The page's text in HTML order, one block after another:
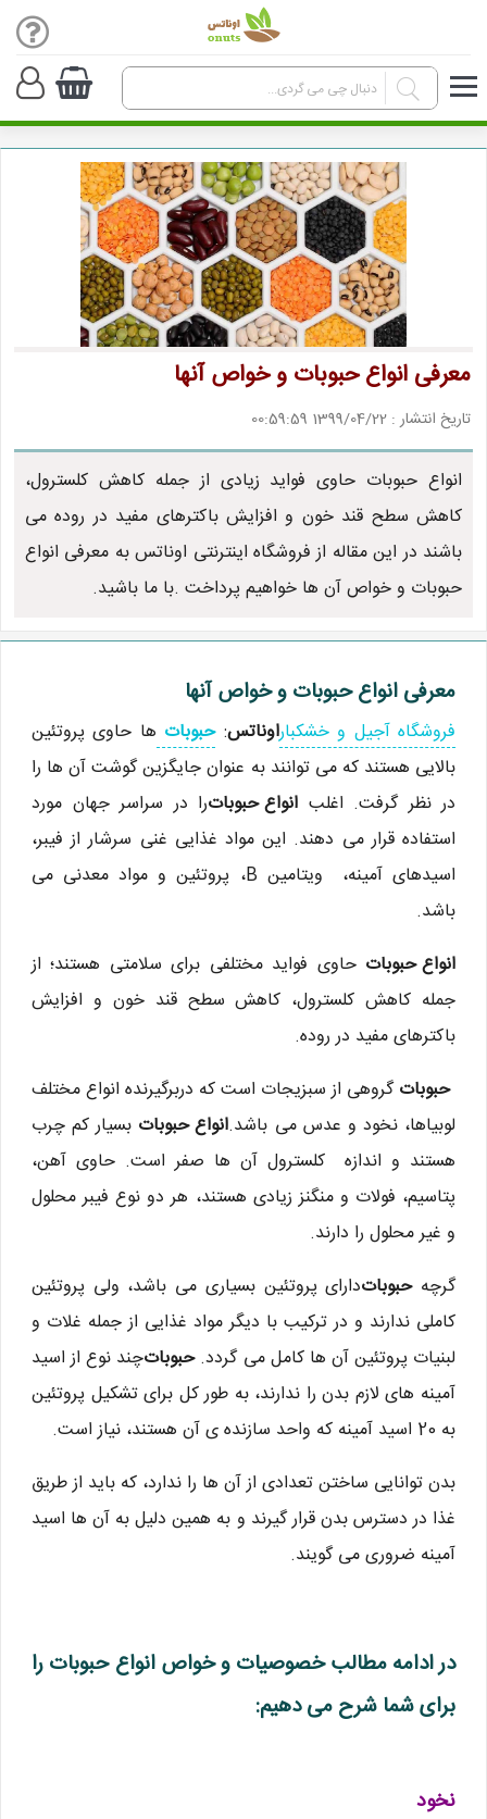
معرفی انواع حبوبات و خواص آنها
تاریخ انتشار : 1399/04/22 00:59:59
انواع حبوبات حاوی فواید زیادی از جمله کاهش کلسترول،
کاهش سطح قند خون و افزایش باکترهای مفید در روده می
باشند در این مقاله از فروشگاه اینترنتی اوناتس به معرفی انواع
حبوبات و خواص آن ها خواهیم پرداخت .با ما باشید.
معرفی انواع حبوبات و خواص آنها
فروشگاه آجیل و خشکباراوناتس:حبوبات ها حاوی پروتئین
بالایی هستند که می توانند به عنوان جایگزین گوشت آن ها را
در نظر گرفت. اغلب انواع حبوباترا در سراسر جهان مورد
استفاده قرار می دهند. این مواد غذایی غنی سرشار از فیبر،
اسیدهای آمینه، ویتامین B، پروتئین و مواد معدنی می
باشد.
انواع حبوبات حاوی فواید مختلفی برای سلامتی هستند؛ از
جمله کاهش کلسترول، کاهش سطح قند خون و افزایش
باکترهای مفید در روده.
حبوباتگروهی از سبزیجات است که دربرگیرنده انواع مختلف
لوبیاها، نخود و عدس می باشد.انواع حبوبات بسیار کم چرب
هستند و اندازه کلسترول آن ها صفر است. حاوی آهن،
پتاسیم، فولات و منگنز زیادی هستند، هر دو نوع فیبر محلول
و غیر محلول را دارند.
گرچهحبوباتدارای پروتئین بسیاری می باشد، ولی پروتئین
کاملی ندارند و در ترکیب با دیگر مواد غذایی از جمله غلات و
لبنیات پروتئین آن ها کامل می گردد.حبوباتچند نوع از اسید
آمینه های لازم بدن را ندارند، به طور کل برای تشکیل پروتئین
به 20 اسید آمینه که واحد سازنده ی آن هستند، نیاز است.
بدن توانایی ساختن تعدادی از آن ها را ندارد، که باید از طریق
غذا در دسترس بدن قرار گیرند و به همین دلیل به آن ها اسید
آمینه ضروری می گویند.
در ادامه مطالب خصوصیات و خواص انواع حبوبات را
برای شما شرح می دهیم:
نخود